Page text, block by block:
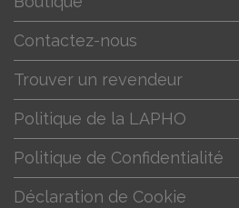
Contactez-nous
Trouver un revendeur
Politique de la LAPHO
Politique de Confidentialité
Déclaration de Cookie